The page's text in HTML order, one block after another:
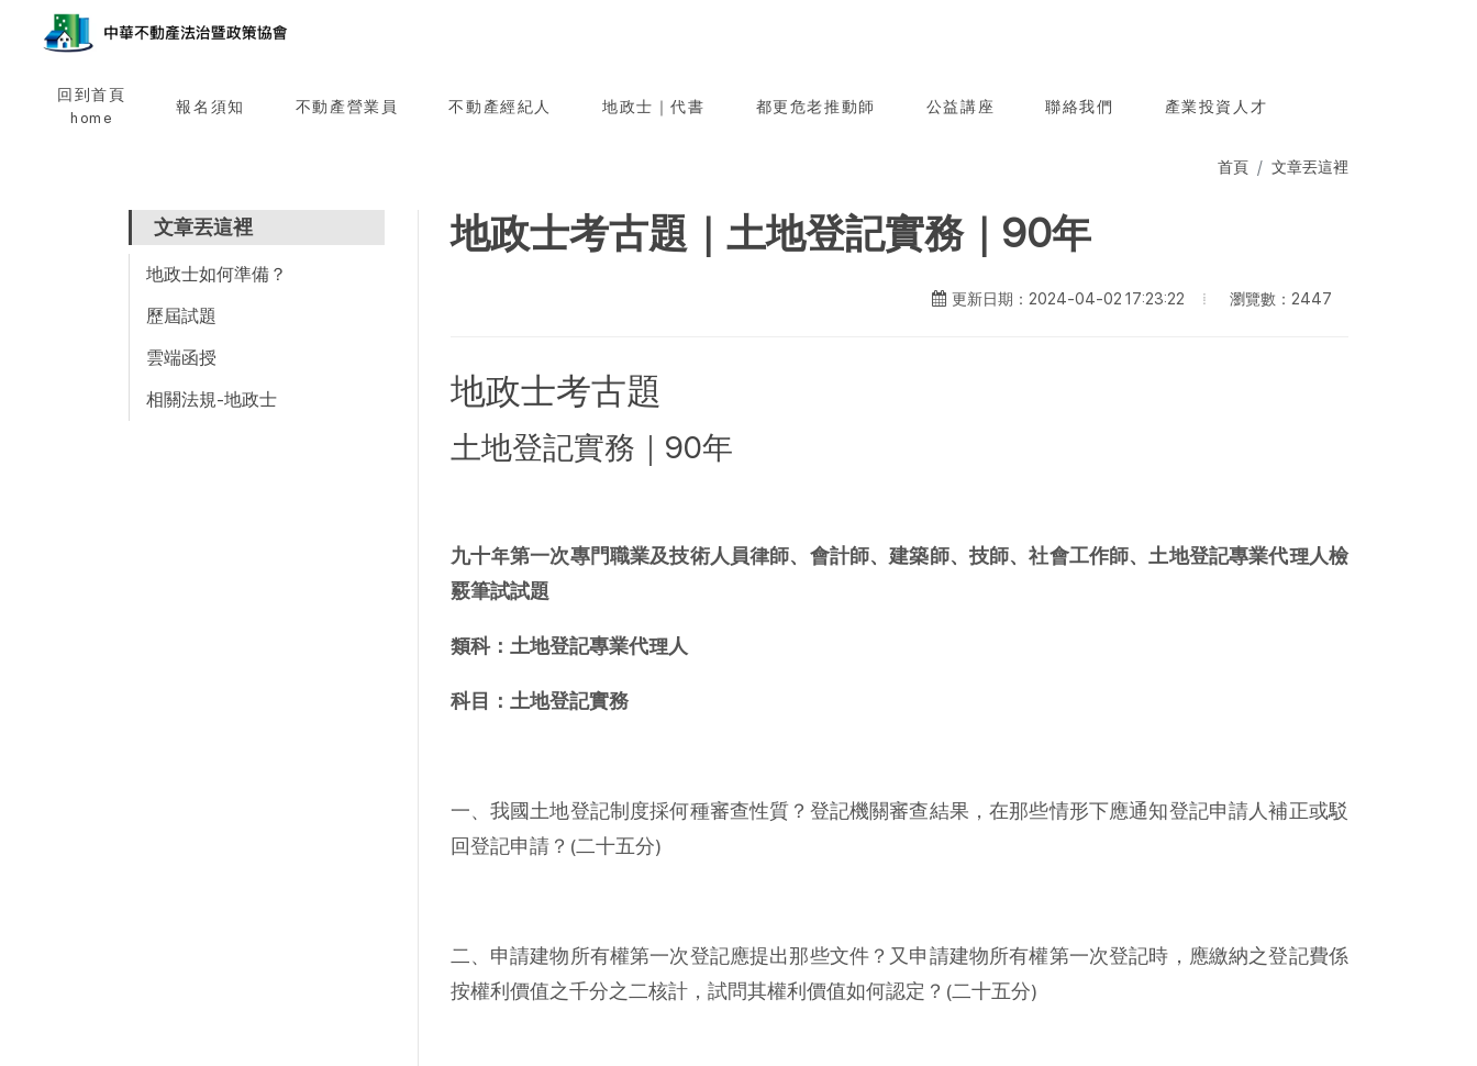
回到首頁
home
報名須知 不動產營業員 不動產經紀人 地政士｜代書 都更危老推動師 公益講座 聯絡我們 產業投資人才
首頁 文章丟這裡
文章丟這裡
地政士如何準備？
歷屆試題
雲端函授
相關法規-地政士
地政士考古題｜土地登記實務｜90年
更新日期：2024-04-02 17:23:22 瀏覽數：2447
地政士考古題
土地登記實務｜90年
九十年第一次專門職業及技術人員律師、會計師、建築師、技師、社會工作師、土地登記專業代理人檢
覈筆試試題
類科：土地登記專業代理人
科目：土地登記實務
一、我國土地登記制度採何種審查性質？登記機關審查結果，在那些情形下應通知登記申請人補正或駁
回登記申請？(二十五分)
二、申請建物所有權第一次登記應提出那些文件？又申請建物所有權第一次登記時，應繳納之登記費係
按權利價值之千分之二核計，試問其權利價值如何認定？(二十五分)